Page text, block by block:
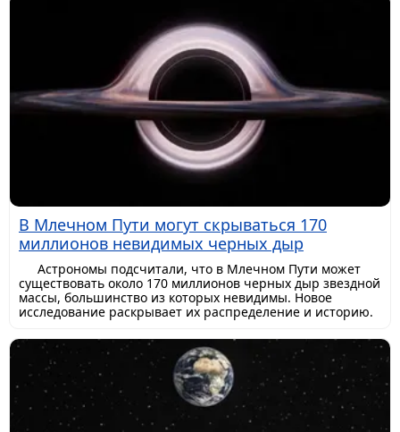
В Млечном Пути могут скрываться 170
миллионов невидимых черных дыр
Астрономы подсчитали, что в Млечном Пути может
существовать около 170 миллионов черных дыр звездной
массы, большинство из которых невидимы. Новое
исследование раскрывает их распределение и историю.